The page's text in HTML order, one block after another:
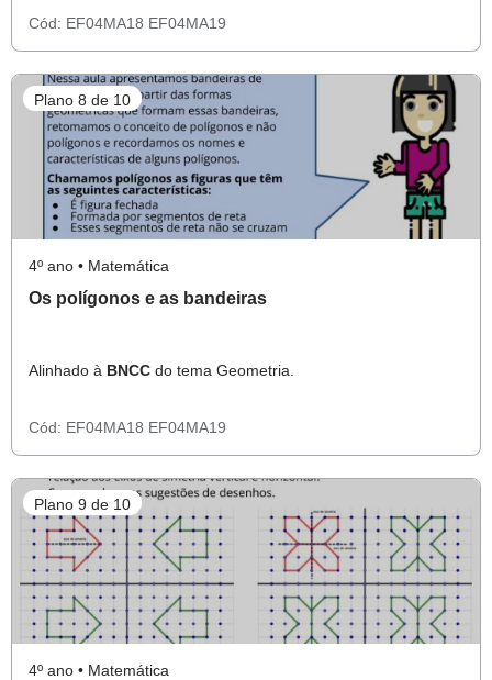
Cód: EF04MA18 EF04MA19
Plano 8 de 10
4º ano • Matemática
Os polígonos e as bandeiras
Alinhado à BNCC do tema Geometria.
Cód: EF04MA18 EF04MA19
Plano 9 de 10
4º ano • Matemática